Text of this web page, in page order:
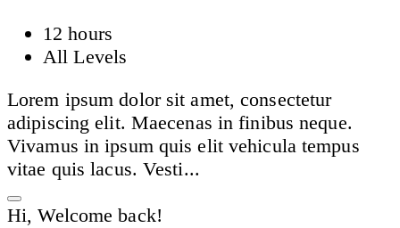
12 hours
All Levels
Lorem ipsum dolor sit amet, consectetur
adipiscing elit. Maecenas in finibus neque.
Vivamus in ipsum quis elit vehicula tempus
vitae quis lacus. Vesti...
Hi, Welcome back!